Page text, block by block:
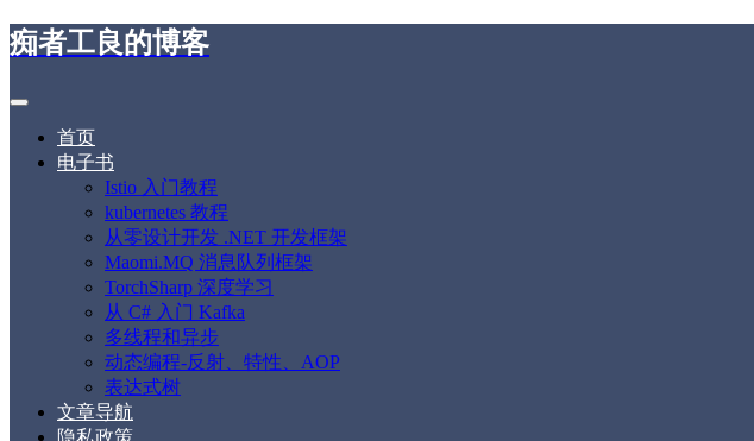
痴者工良的博客
首页
电子书
Istio 入门教程
kubernetes 教程
从零设计开发 .NET 开发框架
Maomi.MQ 消息队列框架
TorchSharp 深度学习
从 C# 入门 Kafka
多线程和异步
动态编程-反射、特性、AOP
表达式树
文章导航
隐私政策